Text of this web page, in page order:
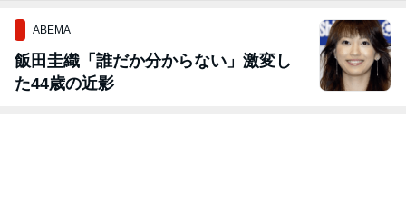
ABEMA
飯田圭織「誰だか分からない」激変し
た44歳の近影